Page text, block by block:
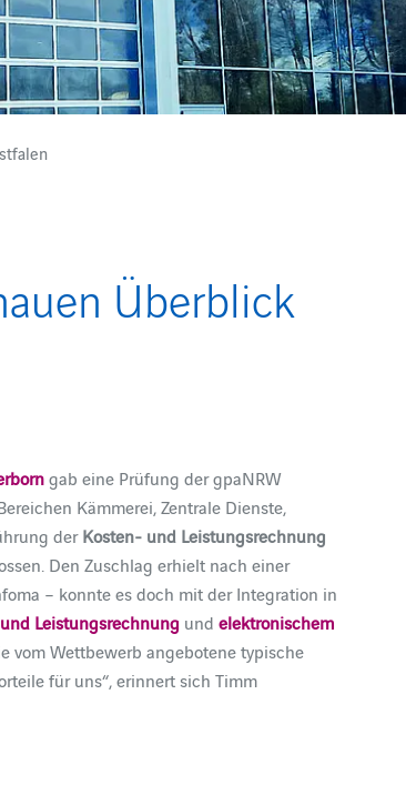
Überblick
gab eine Prüfung der gpaNRW
Kämmerei, Zentrale Dienste,
derKosten- und Leistungsrechnung
Den Zuschlag erhielt nach einer
– konnte es doch mit der Integration in
Leistungsrechnung undelektronischem
vom Wettbewerb angebotene typische
für uns“, erinnert sich Timm